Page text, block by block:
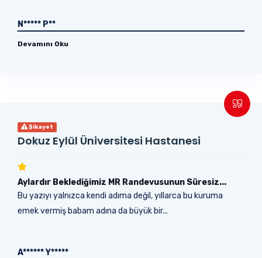
N***** P**
Devamını Oku
Şikayet
Dokuz Eylül Üniversitesi Hastanesi
Aylardır Beklediğimiz MR Randevusunun Süresiz...
Bu yazıyı yalnızca kendi adıma değil, yıllarca bu kuruma
emek vermiş babam adına da büyük bir...
A****** Y*****